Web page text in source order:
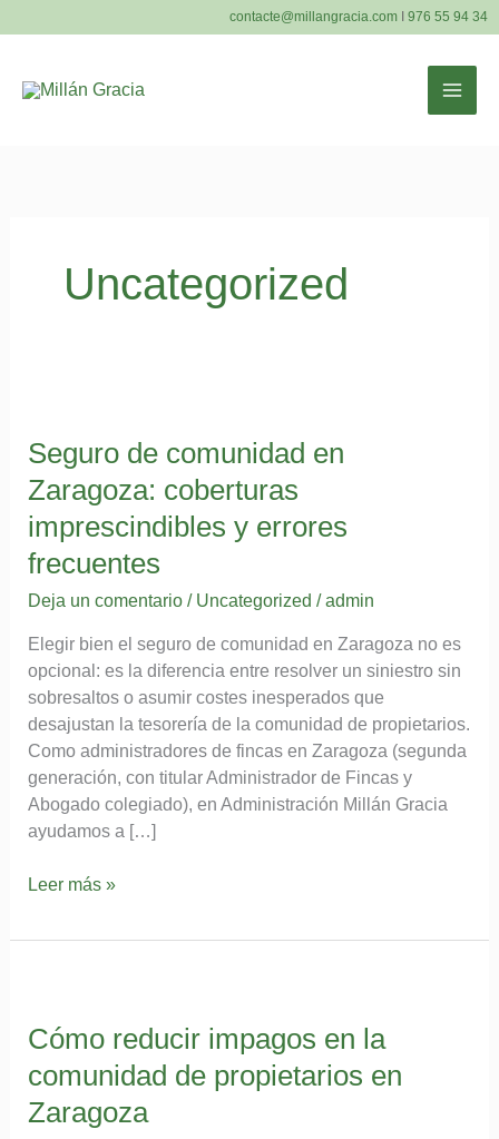
al
contacte@millangracia.com 976 55 94 34
Uncategorized
Seguro de comunidad en
Zaragoza: coberturas
imprescindibles y errores
frecuentes
Deja un comentario / Uncategorized /admin
Elegir bien el seguro de comunidad en Zaragoza no es
opcional: es la diferencia entre resolver un siniestro sin
sobresaltos o asumir costes inesperados que
desajustan la tesorería de la comunidad de propietarios.
Como administradores de fincas en Zaragoza (segunda
generación, con titular Administrador de Fincas y
Abogado colegiado), en Administración Millán Gracia
ayudamos a […]
Seguro
comunidad
imprescindibles
y
frecuentes
Leer más »
Cómo reducir impagos en la
comunidad de propietarios en
Zaragoza